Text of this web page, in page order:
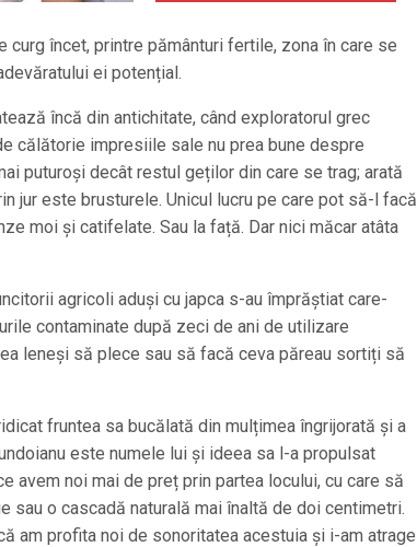
încet, printre pământuri fertile, zona în care se
ei potențial.
încă din antichitate, când exploratorul grec
călătorie impresiile sale nu prea bune despre
puturoși decât restul geților din care se trag; arată
jur este brusturele. Unicul lucru pe care pot să-l facă
moi și catifelate. Sau la față. Dar nici măcar atâta
agricoli aduși cu japca s-au împrăștiat care-
contaminate după zeci de ani de utilizare
leneși să plece sau să facă ceva păreau sortiți să
fruntea sa bucălată din mulțimea îngrijorată și a
este numele lui și ideea sa l-a propulsat
avem noi mai de preț prin partea locului, cu care să
sau o cascadă naturală mai înaltă de doi centimetri.
am profita noi de sonoritatea acestuia și i-am atrage